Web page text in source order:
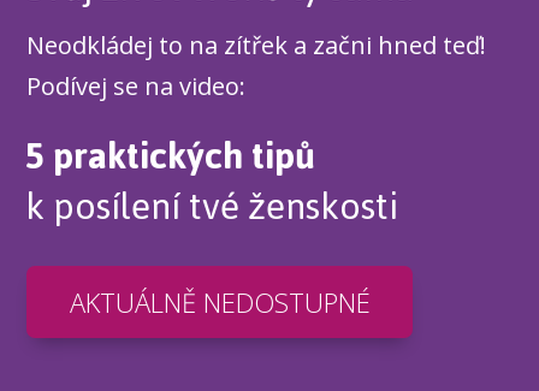
Neodkládej to na zítřek a začni hned teď!
Podívej se na video:
5 praktických tipů
k posílení tvé ženskosti
AKTUÁLNĚ NEDOSTUPNÉ